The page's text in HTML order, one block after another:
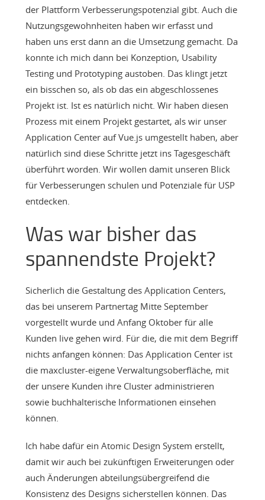
der Plattform Verbesserungspotenzial gibt. Auch die
Nutzungsgewohnheiten haben wir erfasst und
haben uns erst dann an die Umsetzung gemacht. Da
konnte ich mich dann bei Konzeption, Usability
Testing und Prototyping austoben. Das klingt jetzt
ein bisschen so, als ob das ein abgeschlossenes
Projekt ist. Ist es natürlich nicht. Wir haben diesen
Prozess mit einem Projekt gestartet, als wir unser
Application Center auf Vue.js umgestellt haben, aber
natürlich sind diese Schritte jetzt ins Tagesgeschäft
überführt worden. Wir wollen damit unseren Blick
für Verbesserungen schulen und Potenziale für USP
entdecken.
Was war bisher das
spannendste Projekt?
Sicherlich die Gestaltung des Application Centers,
das bei unserem Partnertag Mitte September
vorgestellt wurde und Anfang Oktober für alle
Kunden live gehen wird. Für die, die mit dem Begriff
nichts anfangen können: Das Application Center ist
die maxcluster-eigene Verwaltungsoberfläche, mit
der unsere Kunden ihre Cluster administrieren
sowie buchhalterische Informationen einsehen
können.
Ich habe dafür ein Atomic Design System erstellt,
damit wir auch bei zukünftigen Erweiterungen oder
auch Änderungen abteilungsübergreifend die
Konsistenz des Designs sicherstellen können. Das